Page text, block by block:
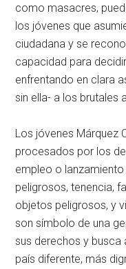
como masacres,
los jóvenes que
ciudadana y se
capacidad para
enfrentando en clara
sin ella- a los brutales
Los jóvenes Márquez
procesados por los
empleo o
peligrosos, tenencia,
objetos peligrosos, y
son símbolo de una
sus derechos y busca
país diferente, más